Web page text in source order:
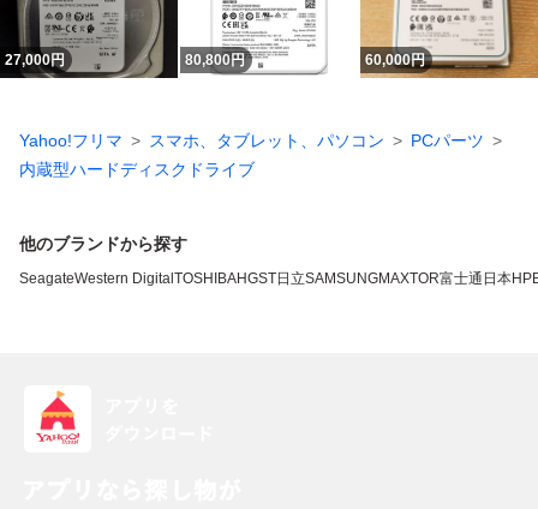
27,000円 80,800円 60,000円
Yahoo!フリマ スマホ、タブレット、パソコン
PCパーツ
内蔵型ハードディスクドライブ
他のブランドから探す
SeagateWestern Digital TOSHIBAHGST日立SAMSUNGMAXTOR富士通 日本HP